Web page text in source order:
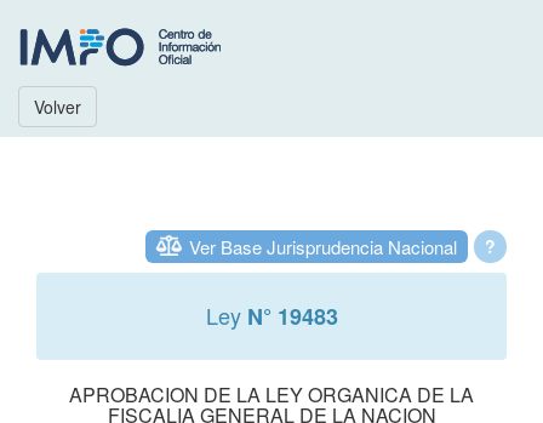
Volver
?
Ver Base Jurisprudencia Nacional
Ley N° 19483
APROBACION DE LA LEY ORGANICA DE LA
FISCALIA GENERAL DE LA NACION